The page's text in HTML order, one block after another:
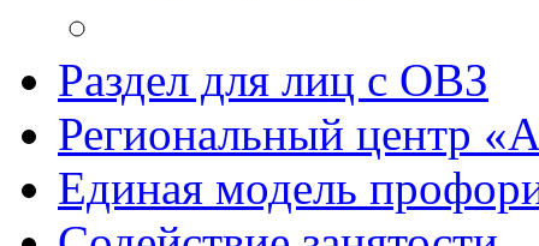
Раздел для лиц с ОВЗ
Региональный центр
Единая модель